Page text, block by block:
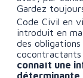
Gardez
Code Civil en
introduit en
des obligations
cocontractants
connaît une
déterminante